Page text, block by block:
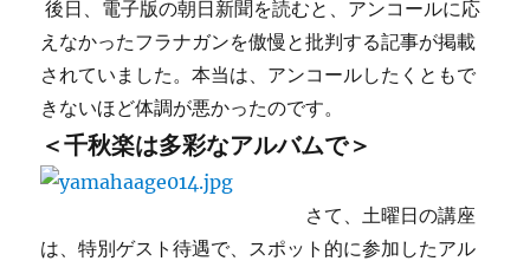
後日、電子版の朝日新聞を読むと、アンコールに応
えなかったフラナガンを傲慢と批判する記事が掲載
されていました。本当は、アンコールしたくともで
きないほど体調が悪かったのです。
＜千秋楽は多彩なアルバムで＞
さて、土曜日の講座
は、特別ゲスト待遇で、スポット的に参加したアル